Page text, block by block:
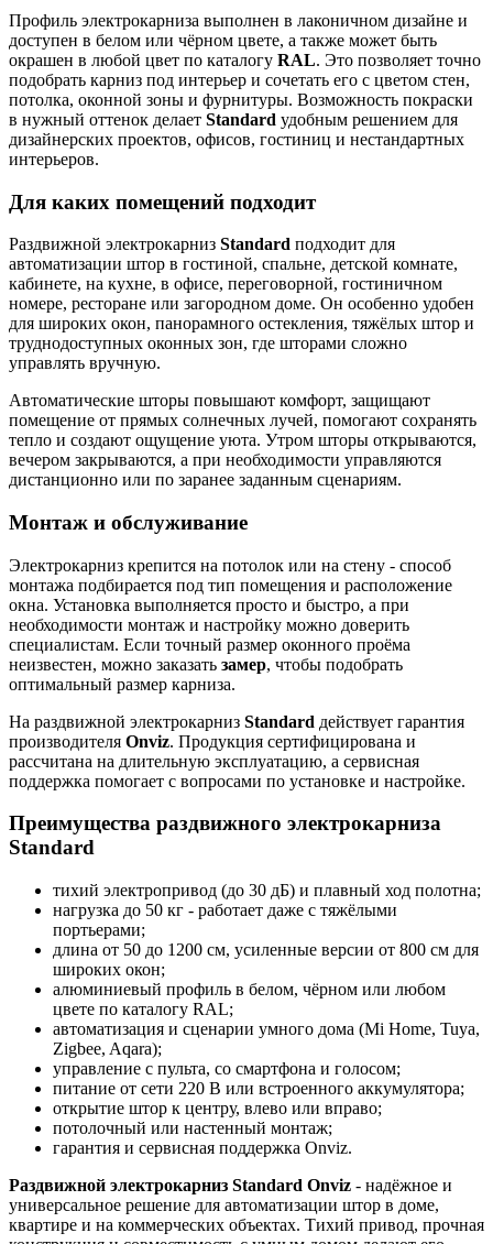
Профиль электрокарниза выполнен в лаконичном дизайне и
доступен в белом или чёрном цвете, а также может быть
окрашен в любой цвет по каталогу RAL. Это позволяет точно
подобрать карниз под интерьер и сочетать его с цветом стен,
потолка, оконной зоны и фурнитуры. Возможность покраски
в нужный оттенок делает Standard удобным решением для
дизайнерских проектов, офисов, гостиниц и нестандартных
интерьеров.
Для каких помещений подходит
Раздвижной электрокарниз Standard подходит для
автоматизации штор в гостиной, спальне, детской комнате,
кабинете, на кухне, в офисе, переговорной, гостиничном
номере, ресторане или загородном доме. Он особенно удобен
для широких окон, панорамного остекления, тяжёлых штор и
труднодоступных оконных зон, где шторами сложно
управлять вручную.
Автоматические шторы повышают комфорт, защищают
помещение от прямых солнечных лучей, помогают сохранять
тепло и создают ощущение уюта. Утром шторы открываются,
вечером закрываются, а при необходимости управляются
дистанционно или по заранее заданным сценариям.
Монтаж и обслуживание
Электрокарниз крепится на потолок или на стену - способ
монтажа подбирается под тип помещения и расположение
окна. Установка выполняется просто и быстро, а при
необходимости монтаж и настройку можно доверить
специалистам. Если точный размер оконного проёма
неизвестен, можно заказать замер, чтобы подобрать
оптимальный размер карниза.
На раздвижной электрокарниз Standard действует гарантия
производителя Onviz. Продукция сертифицирована и
рассчитана на длительную эксплуатацию, а сервисная
поддержка помогает с вопросами по установке и настройке.
Преимущества раздвижного электрокарниза
Standard
тихий электропривод (до 30 дБ) и плавный ход полотна;
нагрузка до 50 кг - работает даже с тяжёлыми
портьерами;
длина от 50 до 1200 см, усиленные версии от 800 см для
широких окон;
алюминиевый профиль в белом, чёрном или любом
цвете по каталогу RAL;
автоматизация и сценарии умного дома (Mi Home, Tuya,
Zigbee, Aqara);
управление с пульта, со смартфона и голосом;
питание от сети 220 В или встроенного аккумулятора;
открытие штор к центру, влево или вправо;
потолочный или настенный монтаж;
гарантия и сервисная поддержка Onviz.
Раздвижной электрокарниз Standard Onviz - надёжное и
универсальное решение для автоматизации штор в доме,
квартире и на коммерческих объектах. Тихий привод, прочная